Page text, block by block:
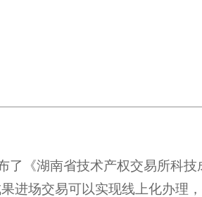
《湖南省技术产权交易所科
场交易可以实现线上化办理，